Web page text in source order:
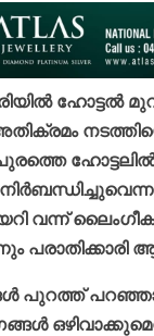
ഹോട്ടല്‍
ഹോട്ടലില്‍
വന്ന്
പരാതിക്കാരി
പുറത്ത്